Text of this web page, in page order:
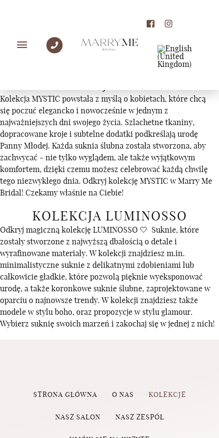
KOLEKCJE
Kolekcja MYSTIC powstała z myślą o kobietach, które chcą
się poczuć elegancko i nowocześnie w jednym z
najważniejszych dni swojego życia. Szlachetne tkaniny,
dopracowane kroje i subtelne dodatki podkreślają urodę
Panny Młodej. Każda suknia ślubna została stworzona, aby
zachwycać - nie tylko wyglądem, ale także wyjątkowym
komfortem, dzięki czemu możesz celebrować każdą chwilę
tego niezwykłego dnia. Odkryj kolekcję MYSTIC w Marry Me
Bridal! Czekamy właśnie na Ciebie!
KOLEKCJA LUMINOSSO
Odkryj magiczną kolekcję LUMINOSSO 🤍 Suknie, które
zostały stworzone z najwyższą dbałością o detale i
wyrafinowane materiały. W kolekcji znajdziesz m.in.
minimalistyczne suknie z delikatnymi zdobieniami lub
całkowicie gładkie, które pozwolą pięknie wyeksponować
urodę, a także koronkowe suknie ślubne, zaprojektowane w
oparciu o najnowsze trendy. W kolekcji znajdziesz także
modele w stylu boho, oraz propozycje w stylu glamour.
Wybierz suknię swoich marzeń i zakochaj się w jednej z nich!
STRONA GŁÓWNA O NAS KOLEKCJE
NASZ SALON NASZ ZESPÓŁ